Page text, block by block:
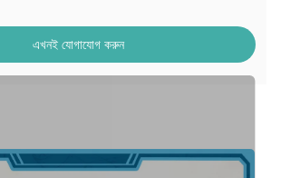
এখনই যোগাযোগ করুন